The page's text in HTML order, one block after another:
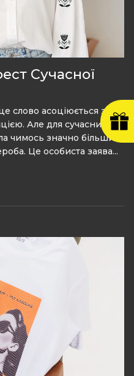
Сучасної
слово асоціюється з
Але для сучасних
чимось значно більшим.
Це особиста заява...